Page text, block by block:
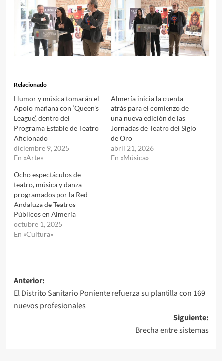
Relacionado
Humor y música tomarán el
Apolo mañana con ‘Queen’s
League’, dentro del
Programa Estable de Teatro
Aficionado
diciembre 9, 2025
En «Arte»
Almería inicia la cuenta
atrás para el comienzo de
una nueva edición de las
Jornadas de Teatro del Siglo
de Oro
abril 21, 2026
En «Música»
Ocho espectáculos de
teatro, música y danza
programados por la Red
Andaluza de Teatros
Públicos en Almería
octubre 1, 2025
En «Cultura»
Navegación
de
entradas
Anterior:
El Distrito Sanitario Poniente refuerza su plantilla con 169
nuevos profesionales
Siguiente:
Brecha entre sistemas